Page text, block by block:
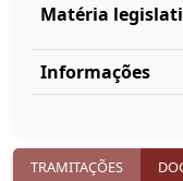
Matéria
Informações
TRAMITAÇÕES